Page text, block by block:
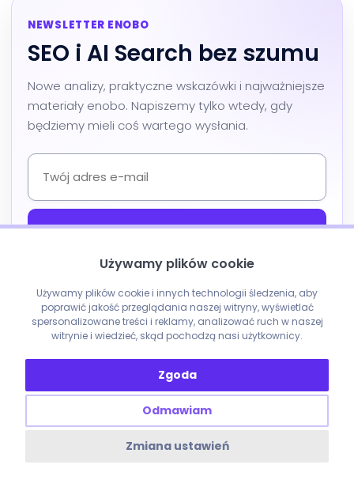
Używamy plików cookie
Używamy plików cookie i innych technologii śledzenia, aby
poprawić jakość przeglądania naszej witryny, wyświetlać
spersonalizowane treści i reklamy, analizować ruch w naszej
witrynie i wiedzieć, skąd pochodzą nasi użytkownicy.
Zgoda
Odmawiam
Zmiana ustawień
NEWSLETTER ENOBO
SEO i AI Search bez szumu
Nowe analizy, praktyczne wskazówki i najważniejsze
materiały enobo. Napiszemy tylko wtedy, gdy
będziemy mieli coś wartego wysłania.
Chcę otrzymywać od enobo informacje o nowych artykułach i
wycofać w każdej chwili. Szczegóły wpolityce prywatności.
Formularz chroni reCAPTCHA. Obowiązują Polityka prywatności
Warunki
korzystaniaGoogle.